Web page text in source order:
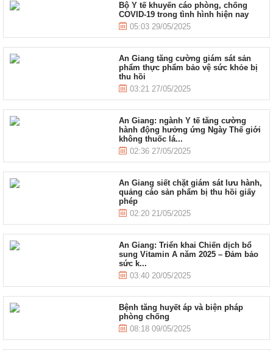
Bộ Y tế khuyến cáo phòng, chống
COVID-19 trong tình hình hiện nay
05:03 29/05/2025
An Giang tăng cường giám sát sản
phẩm thực phẩm bảo vệ sức khỏe bị
thu hồi
03:21 27/05/2025
An Giang: ngành Y tế tăng cường
hành động hưởng ứng Ngày Thế giới
không thuốc lá...
02:36 27/05/2025
An Giang siết chặt giám sát lưu hành,
quảng cáo sản phẩm bị thu hồi giấy
phép
02:20 21/05/2025
An Giang: Triển khai Chiến dịch bổ
sung Vitamin A năm 2025 – Đảm bảo
sức k...
03:40 20/05/2025
Bệnh tăng huyết áp và biện pháp
phòng chống
08:18 09/05/2025